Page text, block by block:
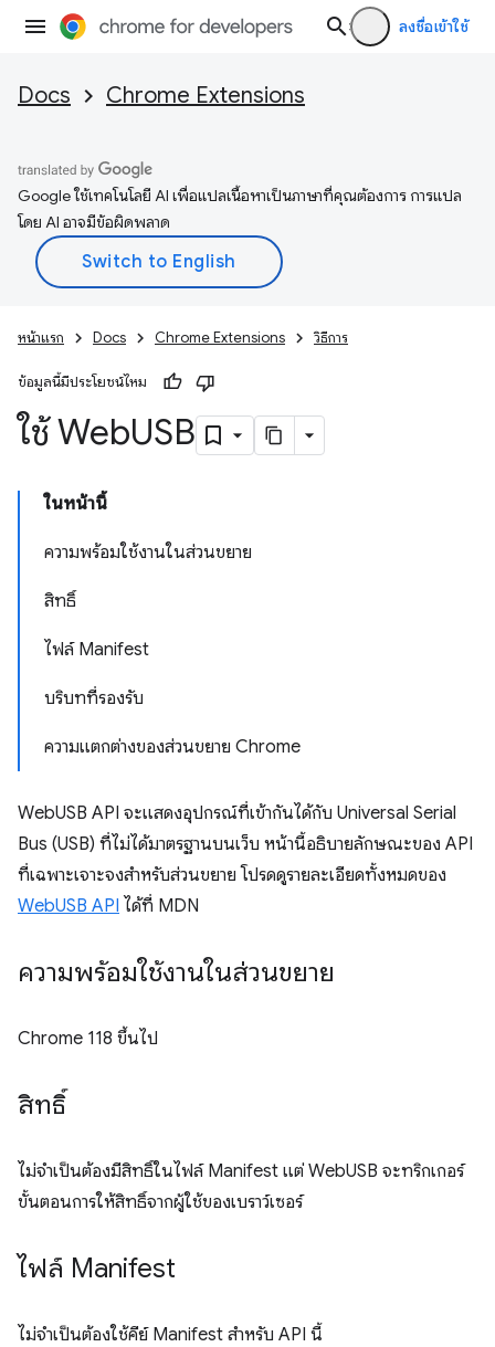
ลงชื่อเข้าใช้
Docs Chrome Extensions
Google ใช้เทคโนโลยี AI เพื่อแปลเนื้อหาเป็นภาษาที่คุณต้องการ การแปล
โดย AI อาจมีข้อผิดพลาด
หน้าแรก Docs Chrome Extensions วิธีการ
ข้อมูลนี้มีประโยชน์ไหม
ใช้ WebUSB
ในหน้านี้
ความพร้อมใช้งานในส่วนขยาย
สิทธิ์
ไฟล์ Manifest
บริบทที่รองรับ
ความแตกต่างของส่วนขยาย Chrome
WebUSB API จะแสดงอุปกรณ์ที่เข้ากันได้กับ Universal Serial
Bus (USB) ที่ไม่ได้มาตรฐานบนเว็บ หน้านี้อธิบายลักษณะของ API
ที่เฉพาะเจาะจงสำหรับส่วนขยาย โปรดดูรายละเอียดทั้งหมดของ
WebUSB API ได้ที่ MDN
ความพร้อมใช้งานในส่วนขยาย
Chrome 118 ขึ้นไป
สิทธิ์
ไม่จำเป็นต้องมีสิทธิ์ในไฟล์ Manifest แต่ WebUSB จะทริกเกอร์
ขั้นตอนการให้สิทธิ์จากผู้ใช้ของเบราว์เซอร์
ไฟล์ Manifest
ไม่จำเป็นต้องใช้คีย์ Manifest สำหรับ API นี้